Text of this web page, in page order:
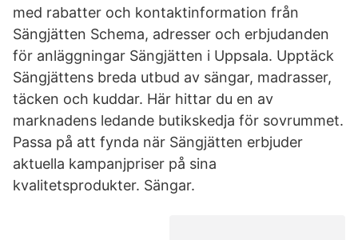
med rabatter och kontaktinformation från
Sängjätten Schema, adresser och erbjudanden
för anläggningar Sängjätten i Uppsala. Upptäck
Sängjättens breda utbud av sängar, madrasser,
täcken och kuddar. Här hittar du en av
marknadens ledande butikskedja för sovrummet.
Passa på att fynda när Sängjätten erbjuder
aktuella kampanjpriser på sina
kvalitetsprodukter. Sängar.